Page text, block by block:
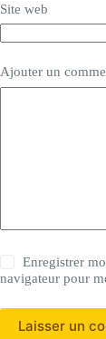
Site web
Ajouter un
Enregistrer
navigateur pour
Laisser un